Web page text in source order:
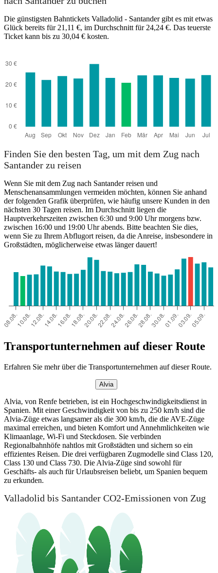
Die günstigsten Bahntickets Valladolid - Santander gibt es mit etwas
Glück bereits für 21,11 €, im Durchschnitt für 24,24 €. Das teuerste
Ticket kann bis zu 30,04 € kosten.
Finden Sie den besten Tag, um mit dem Zug nach
Santander zu reisen
Wenn Sie mit dem Zug nach Santander reisen und
Menschenansammlungen vermeiden möchten, können Sie anhand
der folgenden Grafik überprüfen, wie häufig unsere Kunden in den
nächsten 30 Tagen reisen. Im Durchschnitt liegen die
Hauptverkehrszeiten zwischen 6:30 und 9:00 Uhr morgens bzw.
zwischen 16:00 und 19:00 Uhr abends. Bitte beachten Sie dies,
wenn Sie zu Ihrem Abflugort reisen, da die Anreise, insbesondere in
Großstädten, möglicherweise etwas länger dauert!
Transportunternehmen auf dieser Route
Erfahren Sie mehr über die Transportunternehmen auf dieser Route.
Alvia
Alvia, von Renfe betrieben, ist ein Hochgeschwindigkeitsdienst in
Spanien. Mit einer Geschwindigkeit von bis zu 250 km/h sind die
Alvia-Züge etwas langsamer als die 300 km/h, die die AVE-Züge
maximal erreichen, und bieten Komfort und Annehmlichkeiten wie
Klimaanlage, Wi-Fi und Steckdosen. Sie verbinden
Regionalbahnhöfe nahtlos mit Großstädten und sichern so ein
effizientes Reisen. Die drei verfügbaren Zugmodelle sind Class 120,
Class 130 und Class 730. Die Alvia-Züge sind sowohl für
Geschäfts- als auch für Urlaubsreisen beliebt, um Spanien bequem
zu erkunden.
Valladolid bis Santander CO2-Emissionen von Zug